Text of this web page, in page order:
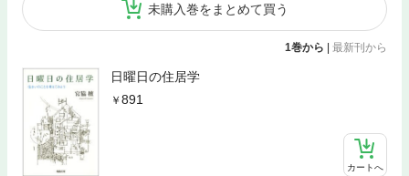
未購入巻をまとめて買う
1巻から | 最新刊から
日曜日の住居学
891
カートへ